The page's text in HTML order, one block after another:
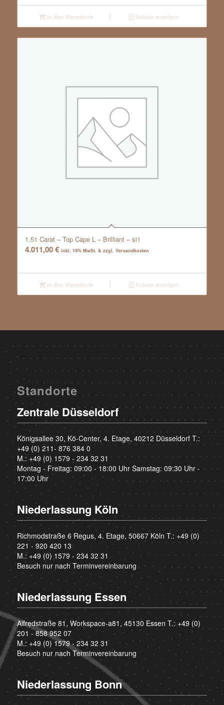
In den Warenkorb Details anzeigen
1.51 Carat – Top Cape L – Brilliant – si1
4.011,00€ inkl. 19% MwSt. & zzgl. Versandkosten
In den Warenkorb Details anzeigen
Standorte
Zentrale Düsseldorf
Königsallee 30, Kö-Center, 4. Etage, 40212 Düsseldorf T.:
+49 (0) 211- 876 384 0
M.: +49 (0) 1579 - 234 32 31
Montag - Freitag: 09:00 - 18:00 Uhr Samstag: 09:30 Uhr -
17:00 Uhr
Niederlassung Köln
Richmodstraße 6 Regus, 4. Etage, 50667 Köln T.: +49 (0)
221 - 920 420 13
M.: +49 (0) 1579 - 234 32 31
Besuch nur nach Terminvereinbarung
Niederlassung Essen
Alfredstraße 81, Workspace-a81, 45130 Essen T.: +49 (0)
201 - 858 952 07
M.: +49 (0) 1579 - 234 32 31
Besuch nur nach Terminvereinbarung
Niederlassung Bonn